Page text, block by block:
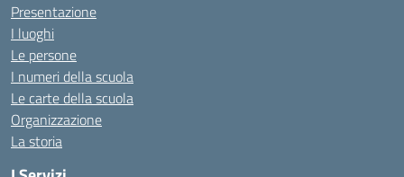
Presentazione
I luoghi
Le persone
I numeri della scuola
Le carte della scuola
Organizzazione
La storia